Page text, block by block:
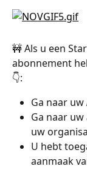
🚧 Als u een
abonnement
👇:
Ga naar uw
Ga naar
uw
U hebt
aanmaak